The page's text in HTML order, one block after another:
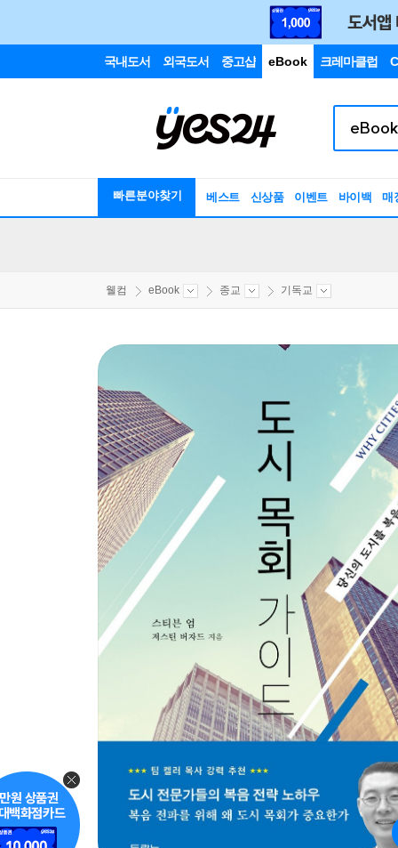
국내도서 외국도서 중고샵 eBook 크레마클럽
빠른분야찾기 베스트 신상품 이벤트 바이백 매
웰컴 eBook 종교 기독교